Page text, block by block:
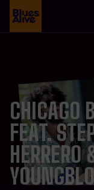
CHICAGO
FEAT.
HERRERO